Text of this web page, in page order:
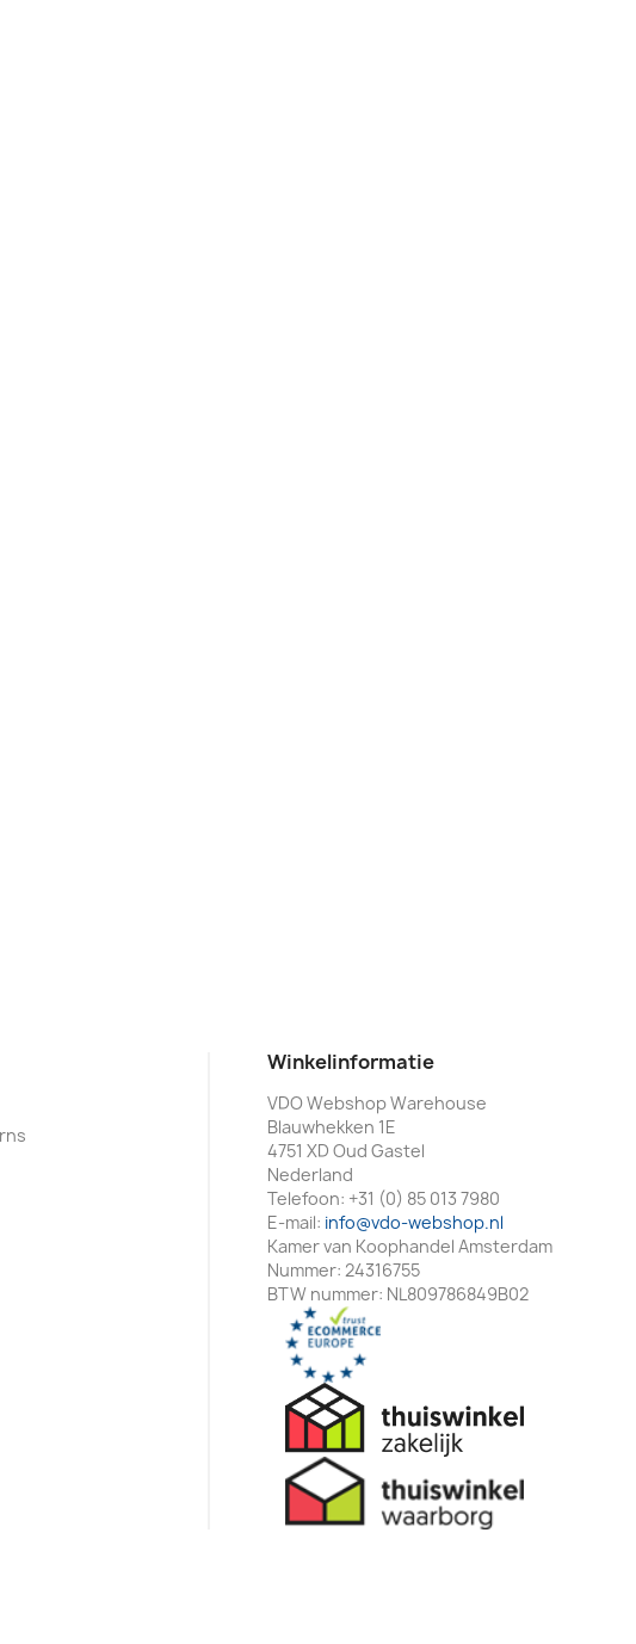
Winkelinformatie
VDO Webshop Warehouse
Blauwhekken 1E
4751 XD Oud Gastel
Nederland
Telefoon: +31 (0) 85 013 7980
E-mail: info@vdo-webshop.nl
Kamer van Koophandel Amsterdam
Nummer: 24316755
BTW nummer: NL809786849B02